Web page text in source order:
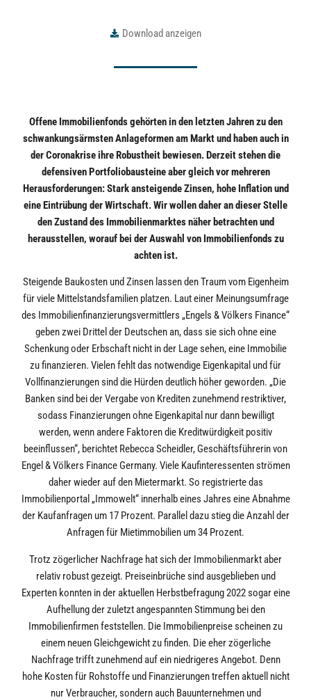
Download anzeigen
Offene Immobilienfonds gehörten in den letzten Jahren zu den
schwankungsärmsten Anlageformen am Markt und haben auch in
der Coronakrise ihre Robustheit bewiesen. Derzeit stehen die
defensiven Portfoliobausteine aber gleich vor mehreren
Herausforderungen: Stark ansteigende Zinsen, hohe Inflation und
eine Eintrübung der Wirtschaft. Wir wollen daher an dieser Stelle
den Zustand des Immobilienmarktes näher betrachten und
herausstellen, worauf bei der Auswahl von Immobilienfonds zu
achten ist.
Steigende Baukosten und Zinsen lassen den Traum vom Eigenheim
für viele Mittelstandsfamilien platzen. Laut einer Meinungsumfrage
des Immobilienfinanzierungsvermittlers „Engels & Völkers Finance“
geben zwei Drittel der Deutschen an, dass sie sich ohne eine
Schenkung oder Erbschaft nicht in der Lage sehen, eine Immobilie
zu finanzieren. Vielen fehlt das notwendige Eigenkapital und für
Vollfinanzierungen sind die Hürden deutlich höher geworden. „Die
Banken sind bei der Vergabe von Krediten zunehmend restriktiver,
sodass Finanzierungen ohne Eigenkapital nur dann bewilligt
werden, wenn andere Faktoren die Kreditwürdigkeit positiv
beeinflussen“, berichtet Rebecca Scheidler, Geschäftsführerin von
Engel & Völkers Finance Germany. Viele Kaufinteressenten strömen
daher wieder auf den Mietermarkt. So registrierte das
Immobilienportal „Immowelt“ innerhalb eines Jahres eine Abnahme
der Kaufanfragen um 17 Prozent. Parallel dazu stieg die Anzahl der
Anfragen für Mietimmobilien um 34 Prozent.
Trotz zögerlicher Nachfrage hat sich der Immobilienmarkt aber
relativ robust gezeigt. Preiseinbrüche sind ausgeblieben und
Experten konnten in der aktuellen Herbstbefragung 2022 sogar eine
Aufhellung der zuletzt angespannten Stimmung bei den
Immobilienfirmen feststellen. Die Immobilienpreise scheinen zu
einem neuen Gleichgewicht zu finden. Die eher zögerliche
Nachfrage trifft zunehmend auf ein niedrigeres Angebot. Denn
hohe Kosten für Rohstoffe und Finanzierungen treffen aktuell nicht
nur Verbraucher, sondern auch Bauunternehmen und